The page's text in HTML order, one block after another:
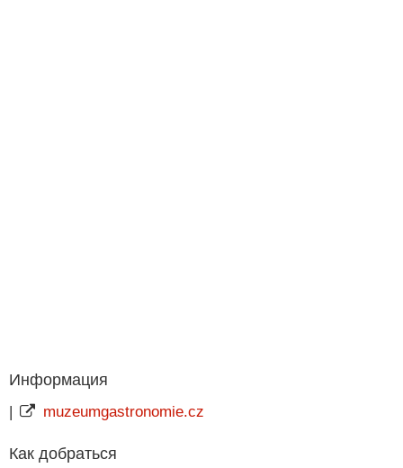
Информация
| muzeumgastronomie.cz
Как добраться